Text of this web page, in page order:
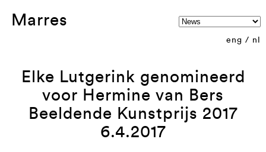
Marres
eng / nl
Elke Lutgerink genomineerd
voor Hermine van Bers
Beeldende Kunstprijs 2017
6.4.2017